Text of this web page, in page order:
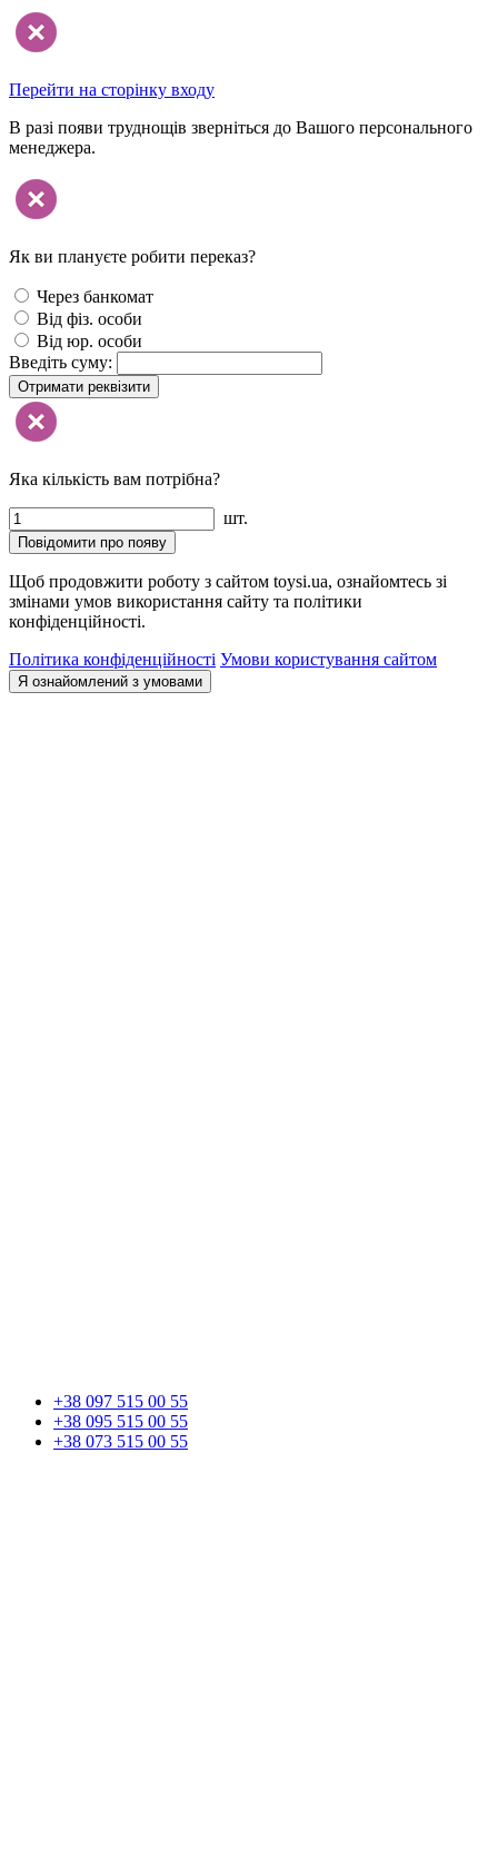
Перейти на сторінку входу
В разі появи труднощів зверніться до Вашого персонального
менеджера.
Як ви плануєте робити переказ?
Через банкомат
Від фіз. особи
Від юр. особи
Введіть суму:
Отримати реквізити
Яка кількість вам потрібна?
шт.
Повідомити про появу
Щоб продовжити роботу з сайтом toysi.ua, ознайомтесь зі
змінами умов використання сайту та політики
конфіденційності.
Політика конфіденційності Умови користування сайтом
Я ознайомлений з умовами
+38 097 515 00 55
+38 095 515 00 55
+38 073 515 00 55